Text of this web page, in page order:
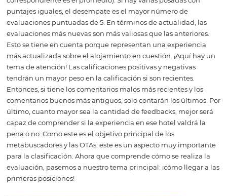
El principal factor utilizado por Booking.com y
los propios clientes. A través de comentarios, notas e
respuestas del hotel, es posible obtener una calificación
promedio. Según el sitio web de TripAdvisor, se utilizan
indicadores para el ranking de popularidad:
calidad;
actualidad;
cantidad
En el primero, los huéspedes evalúan la calidad de la
experiencia del cliente en ese establecimiento. En
realiza en círculos (la opción de 1 a 5 estrellas, donde el
correspondiente es el promedio). Si hay varias posadas